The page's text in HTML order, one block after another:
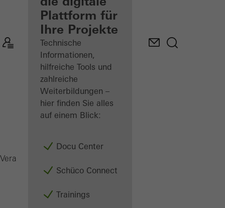
Mein
Arbeitsplatz
kennenlernen
Plattform für
Ihre Projekte
Technische
Informationen,
hilfreiche Tools und
zahlreiche
Weiterbildungen –
hier finden Sie alles
auf einem Blick:
Docu Center
Schüco Connect
Trainings
Verarbeiter